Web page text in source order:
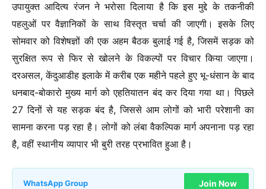
उपायुक्त आदित्य रंजन ने भरोसा दिलाया है कि इस मुद्दे के तकनीकी
पहलुओं पर वैज्ञानिकों के साथ विस्तृत चर्चा की जाएगी। इसके लिए
सोमवार को विशेषज्ञों की एक अहम बैठक बुलाई गई है, जिसमें सड़क को
सुरक्षित रूप से फिर से खोलने के विकल्पों पर विचार किया जाएगा।
दरअसल, केंदुआडीह इलाके में करीब एक महीने पहले हुए भू-धंसान के बाद
धनबाद-बोकारो मुख्य मार्ग को एहतियातन बंद कर दिया गया था। पिछले
27 दिनों से यह सड़क बंद है, जिससे आम लोगों को भारी परेशानी का
सामना करना पड़ रहा है। लोगों को लंबा वैकल्पिक मार्ग अपनाना पड़ रहा
है, वहीं स्थानीय व्यापार भी बुरी तरह प्रभावित हुआ है।
WhatsApp Group Join Now